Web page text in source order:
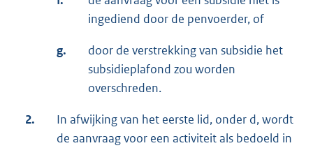
ingediend door de penvoerder, of
g.
door de verstrekking van subsidie het
subsidieplafond zou worden
overschreden.
2.
In afwijking van het eerste lid, onder d, wordt
de aanvraag voor een activiteit als bedoeld in